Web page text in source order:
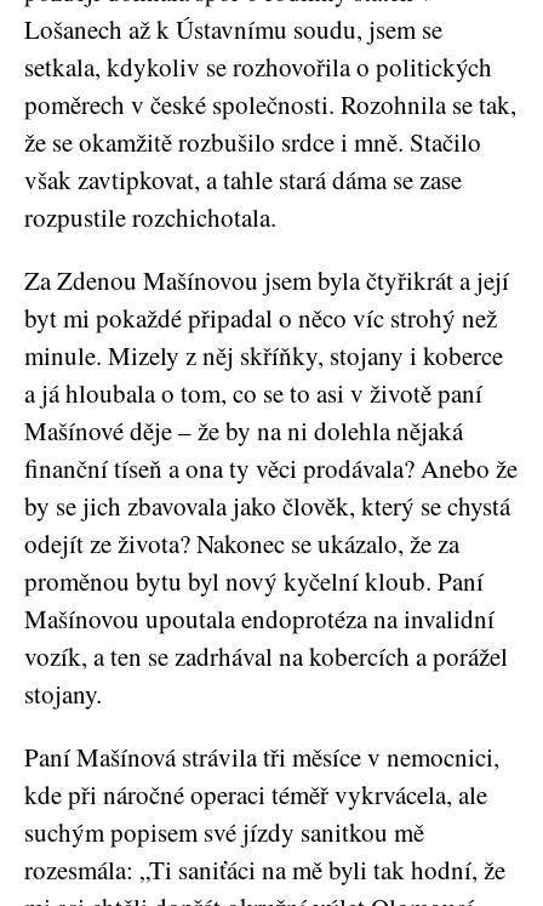
Lošanech až k Ústavnímu soudu, jsem se
setkala, kdykoliv se rozhovořila o politických
poměrech v české společnosti. Rozohnila se tak,
že se okamžitě rozbušilo srdce i mně. Stačilo
však zavtipkovat, a tahle stará dáma se zase
rozpustile rozchichotala.
Za Zdenou Mašínovou jsem byla čtyřikrát a její
byt mi pokaždé připadal o něco víc strohý než
minule. Mizely z něj skříňky, stojany i koberce
a já hloubala o tom, co se to asi v životě paní
Mašínové děje – že by na ni dolehla nějaká
finanční tíseň a ona ty věci prodávala? Anebo že
by se jich zbavovala jako člověk, který se chystá
odejít ze života? Nakonec se ukázalo, že za
proměnou bytu byl nový kyčelní kloub. Paní
Mašínovou upoutala endoprotéza na invalidní
vozík, a ten se zadrhával na kobercích a porážel
stojany.
Paní Mašínová strávila tři měsíce v nemocnici,
kde při náročné operaci téměř vykrvácela, ale
suchým popisem své jízdy sanitkou mě
rozesmála: „Ti saniťáci na mě byli tak hodní, že